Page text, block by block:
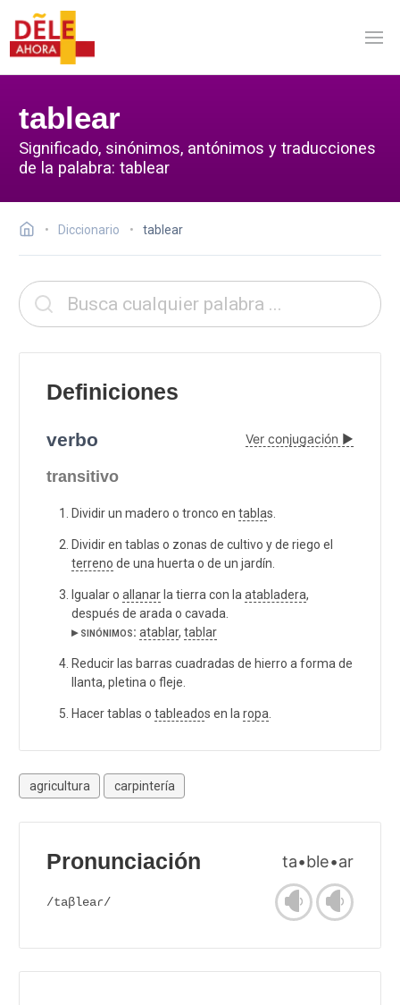
tablear
Significado, sinónimos, antónimos y traducciones
de la palabra: tablear
Diccionario tablear
Definiciones
verbo Ver conjugación ▶
transitivo
Dividir un madero o tronco en tablas.
Dividir en tablas o zonas de cultivo y de riego el
terreno de una huerta o de un jardín.
Igualar o allanar la tierra con la atabladera,
después de arada o cavada.
▸ sinónimos: atablar, tablar
Reducir las barras cuadradas de hierro a forma de
llanta, pletina o fleje.
Hacer tablas o tableados en la ropa
agricultura carpintería
Pronunciación ta•ble•ar
/taβleaɾ/